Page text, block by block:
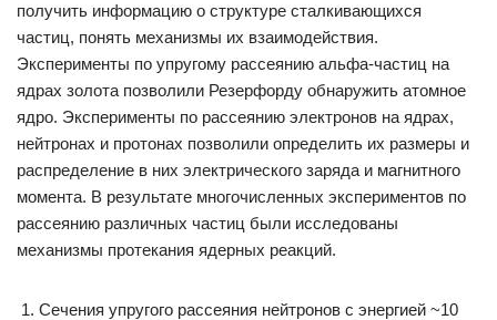
получить информацию о структуре сталкивающихся
частиц, понять механизмы их взаимодействия.
Эксперименты по упругому рассеянию альфа-частиц на
ядрах золота позволили Резерфорду обнаружить атомное
ядро. Эксперименты по рассеянию электронов на ядрах,
нейтронах и протонах позволили определить их размеры и
распределение в них электрического заряда и магнитного
момента. В результате многочисленных экспериментов по
рассеянию различных частиц были исследованы
механизмы протекания ядерных реакций.
Сечения упругого рассеяния нейтронов с энергией ~10